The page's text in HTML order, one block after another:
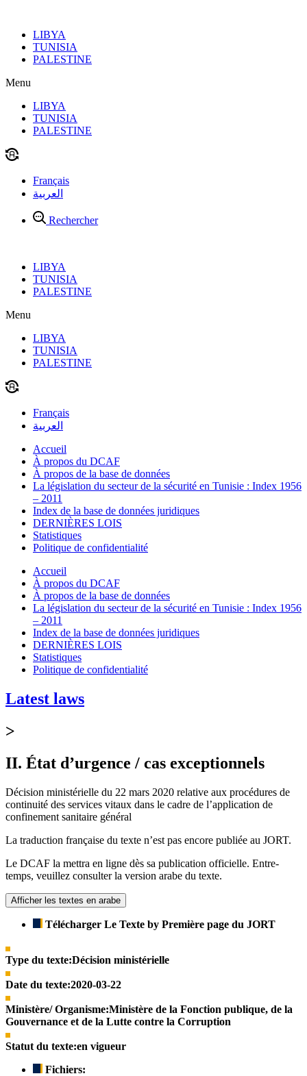
contenuLIBYA
TUNISIA
PALESTINE
Menu
LIBYA
TUNISIA
PALESTINE
Français
العربية
Rechercher
LIBYA
TUNISIA
PALESTINE
Menu
LIBYA
TUNISIA
PALESTINE
Français
العربية
Accueil
À propos du DCAF
À propos de la base de données
La législation du secteur de la sécurité en Tunisie : Index 1956
– 2011
Index de la base de données juridiques
DERNIÈRES LOIS
Statistiques
Politique de confidentialité
Accueil
À propos du DCAF
À propos de la base de données
La législation du secteur de la sécurité en Tunisie : Index 1956
– 2011
Index de la base de données juridiques
DERNIÈRES LOIS
Statistiques
Politique de confidentialité
Latest laws
>
II. État d’urgence / cas exceptionnels
Décision ministérielle du 22 mars 2020 relative aux procédures de
continuité des services vitaux dans le cadre de l’application de
confinement sanitaire général
La traduction française du texte n’est pas encore publiée au JORT.
Le DCAF la mettra en ligne dès sa publication officielle. Entre-
temps, veuillez consulter la version arabe du texte.
Afficher les textes en arabe
Télécharger Le Texte by Première page du JORT
Type du texte:Décision ministérielle
Date du texte:2020-03-22
Ministère/ Organisme:Ministère de la Fonction publique, de la
Gouvernance et de la Lutte contre la Corruption
Statut du texte:en vigueur
Fichiers: